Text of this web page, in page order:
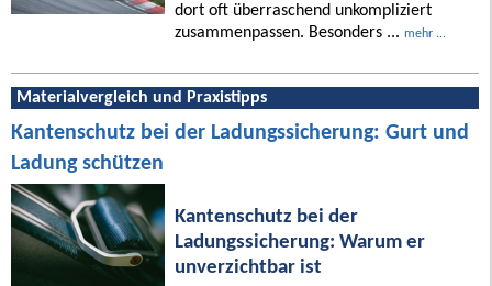
dort oft überraschend unkompliziert
zusammenpassen. Besonders ... mehr ...
Materialvergleich und Praxistipps
Kantenschutz bei der Ladungssicherung: Gurt und
Ladung schützen
Kantenschutz bei der
Ladungssicherung: Warum er
unverzichtbar ist